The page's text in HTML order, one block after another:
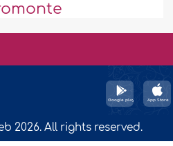
2026. All rights reserved.